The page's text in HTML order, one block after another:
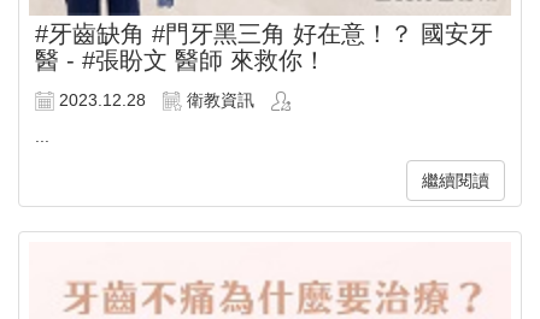
#牙齒缺角 #門牙黑三角 好在意！？ 國安牙
醫 - #張盼文 醫師 來救你！
2023.12.28
衛教資訊
繼續閱讀